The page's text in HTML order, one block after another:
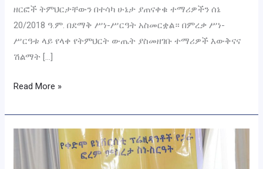
ዘርፎች ትምህርታቸውን በተሳካ ሁኔታ ያጠናቀቁ ተማሪዎችን ሰኔ
20/2018 ዓ.ም. በደማቅ ሥነ-ሥርዓት አስመርቋል። በምረቃ ሥነ-
ሥርዓቱ ላይ የላቀ የትምህርት ውጤት ያስመዘገቡ ተማሪዎች እውቅናና
ሽልማት […]
Read More »
የአሶሳ